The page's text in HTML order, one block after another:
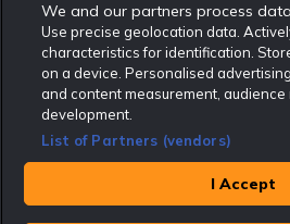
Rekatochklart.com är Sveriges ledande betting-
Rekatochklart som en av världens bästa
Oscarsgala EGR Awards.
Rekatochklart är oberoende och ej knutet till något
speltips, unika insättningsbonusar och erbjudanden
spelbolagen. En spelbok, spelskola, information om
populära klotterplank.
Har du några frågor är du välkommen att
kontakta
Redaktionell policy
We and our partners process
Use precise geolocation data.
characteristics for identification.
on a device. Personalised
and content measurement,
development.
List of Partners (vendors)
I Accept